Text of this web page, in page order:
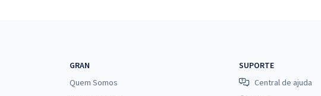
GRAN
Quem Somos
SUPORTE
Central de ajuda